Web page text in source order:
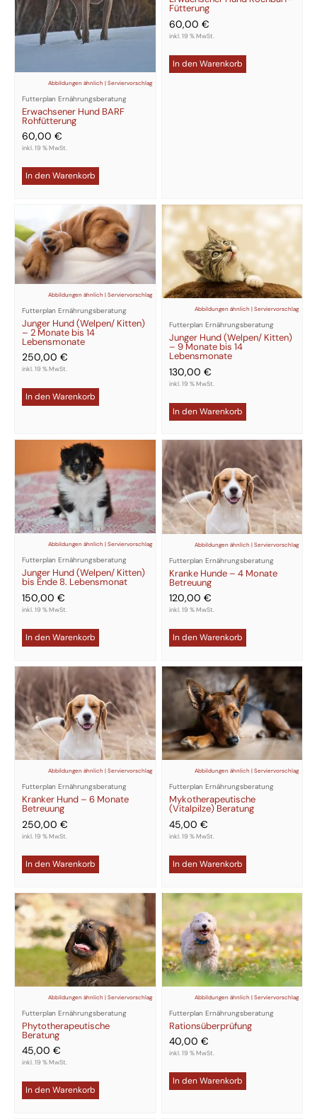
Abbildungen ähnlich | Serviervorschlag
Futterplan Ernährungsberatung
Erwachsener Hund BARF
Rohfütterung
60,00 €
inkl. 19 % MwSt.
In den Warenkorb
Fütterung
60,00 €
inkl. 19 % MwSt.
In den Warenkorb
Abbildungen ähnlich | Serviervorschlag
Futterplan Ernährungsberatung
Junger Hund (Welpen/ Kitten)
– 2 Monate bis 14
Lebensmonate
250,00 €
inkl. 19 % MwSt.
In den Warenkorb
Abbildungen ähnlich | Serviervorschlag
Futterplan Ernährungsberatung
Junger Hund (Welpen/ Kitten)
– 9 Monate bis 14
Lebensmonate
130,00 €
inkl. 19 % MwSt.
In den Warenkorb
Abbildungen ähnlich | Serviervorschlag
Futterplan Ernährungsberatung
Junger Hund (Welpen/ Kitten)
bis Ende 8. Lebensmonat
150,00 €
inkl. 19 % MwSt.
In den Warenkorb
Abbildungen ähnlich | Serviervorschlag
Futterplan Ernährungsberatung
Kranke Hunde – 4 Monate
Betreuung
120,00 €
inkl. 19 % MwSt.
In den Warenkorb
Abbildungen ähnlich | Serviervorschlag
Futterplan Ernährungsberatung
Kranker Hund – 6 Monate
Betreuung
250,00 €
inkl. 19 % MwSt.
In den Warenkorb
Abbildungen ähnlich | Serviervorschlag
Futterplan Ernährungsberatung
Mykotherapeutische
(Vitalpilze) Beratung
45,00 €
inkl. 19 % MwSt.
In den Warenkorb
Abbildungen ähnlich | Serviervorschlag
Futterplan Ernährungsberatung
Phytotherapeutische
Beratung
45,00 €
inkl. 19 % MwSt.
In den Warenkorb
Abbildungen ähnlich | Serviervorschlag
Futterplan Ernährungsberatung
Rationsüberprüfung
40,00 €
inkl. 19 % MwSt.
In den Warenkorb